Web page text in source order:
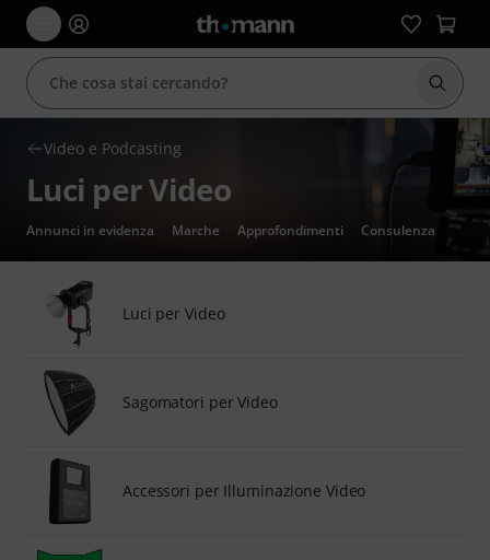
Video e Podcasting
Luci per Video
Annunci in evidenza Marche Approfondimenti Consulenza
Luci per Video
Sagomatori per Video
Accessori per Illuminazione Video